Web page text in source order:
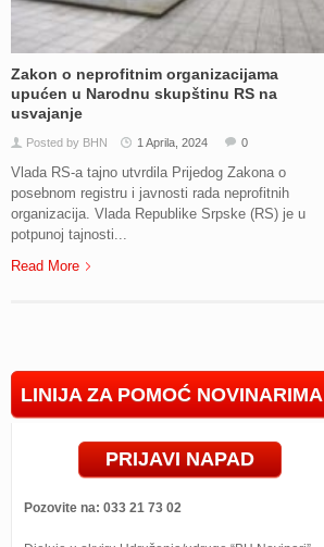
Zakon o neprofitnim organizacijama
upućen u Narodnu skupštinu RS na
usvajanje
Posted by BHN 1 Aprila, 2024 0
Vlada RS-a tajno utvrdila Prijedog Zakona o
posebnom registru i javnosti rada neprofitnih
organizacija. Vlada Republike Srpske (RS) je u
potpunoj tajnosti...
Read More
LINIJA ZA POMOĆ NOVINARIMA
PRIJAVI NAPAD
Pozovite na: 033 21 73 02